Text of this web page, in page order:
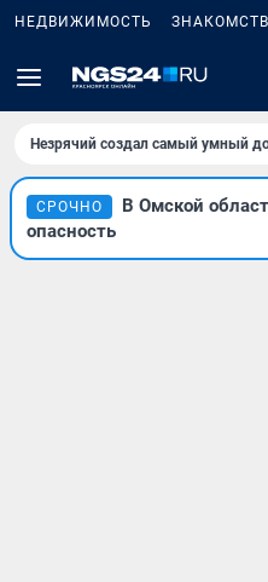
НЕДВИЖИМОСТЬ
Незрячий создал самый умный
СРОЧНО
В Омской
опасность